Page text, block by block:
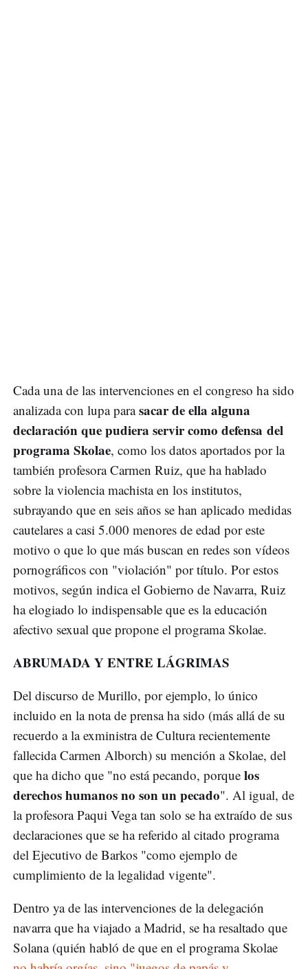
Cada una de las intervenciones en el congreso ha sido
analizada con lupa parasacar de ella alguna
declaración que pudiera servir como defensa del
programa Skolae, como los datos aportados por la
también profesora Carmen Ruiz, que ha hablado
sobre la violencia machista en los institutos,
subrayando que en seis años se han aplicado medidas
cautelares a casi 5.000 menores de edad por este
motivo o que lo que más buscan en redes son vídeos
pornográficos con "violación" por título. Por estos
motivos, según indica el Gobierno de Navarra, Ruiz
ha elogiado lo indispensable que es la educación
afectivo sexual que propone el programa Skolae.
ABRUMADA Y ENTRE LÁGRIMAS
Del discurso de Murillo, por ejemplo, lo único
incluido en la nota de prensa ha sido (más allá de su
recuerdo a la exministra de Cultura recientemente
fallecida Carmen Alborch) su mención a Skolae, del
que ha dicho que "no está pecando, porque los
derechos humanos no son un pecado". Al igual, de
la profesora Paqui Vega tan solo se ha extraído de sus
declaraciones que se ha referido al citado programa
del Ejecutivo de Barkos "como ejemplo de
cumplimiento de la legalidad vigente".
Dentro ya de las intervenciones de la delegación
navarra que ha viajado a Madrid, se ha resaltado que
Solana (quién habló de que en el programa Skolae